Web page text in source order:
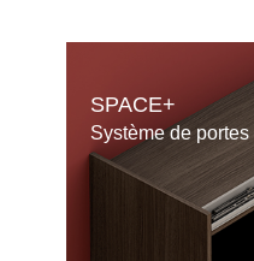
SPACE+
Système de